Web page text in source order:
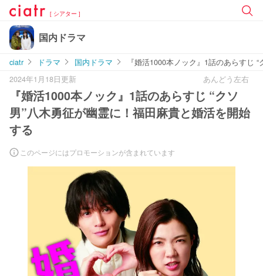
[ シアター ]
国内ドラマ
ciatr ドラマ 国内ドラマ
『婚活1000本ノック』1話のあらすじ
2024年1月18日更新
あんどう左右
『婚活1000本ノック』1話のあらすじ “クソ
男”八木勇征が幽霊に！福田麻貴と婚活を開始
する
このページにはプロモーションが含まれています